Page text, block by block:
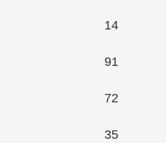
14
91
72
35